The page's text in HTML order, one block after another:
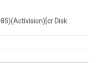
Disk